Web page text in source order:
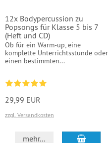
12x Bodypercussion zu
Popsongs für Klasse 5 bis 7
(Heft und CD)
Ob für ein Warm-up, eine
komplette Unterrichtsstunde oder
einen bestimmten...
29,99 EUR
zzgl. Versandkosten
mehr... In den